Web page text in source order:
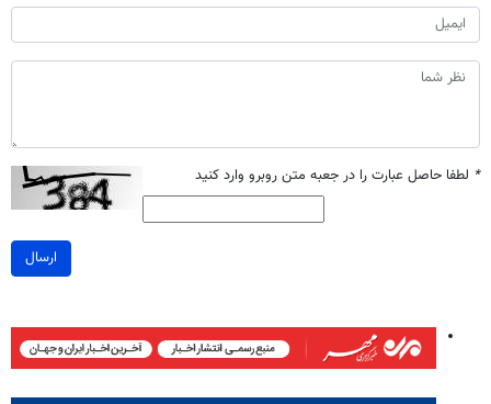
* لطفا حاصل عبارت را در جعبه متن روبرو وارد کنید
ارسال